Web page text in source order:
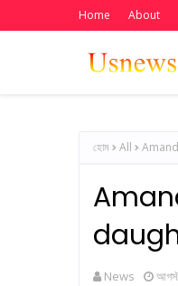
Home About
হোম All
News